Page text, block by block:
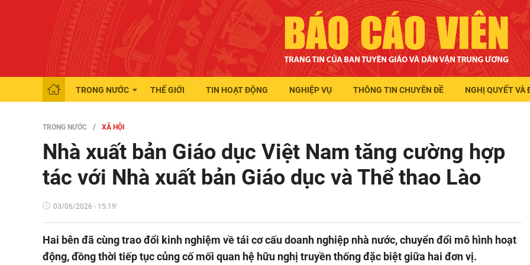
TRONG NƯỚC THẾ GIỚI TIN HOẠT ĐỘNG NGHIỆP VỤ THÔNG TIN CHUYÊN ĐỀ NGHỊ QUYẾT VÀ
TRONG NƯỚC XÃ HỘI
Nhà xuất bản Giáo dục Việt Nam tăng cường hợp
tác với Nhà xuất bản Giáo dục và Thể thao Lào
03/06/2026 - 15:19'
Hai bên đã cùng trao đổi kinh nghiệm về tái cơ cấu doanh nghiệp nhà nước, chuyển đổi mô hình hoạt
động, đồng thời tiếp tục củng cố mối quan hệ hữu nghị truyền thống đặc biệt giữa hai đơn vị.